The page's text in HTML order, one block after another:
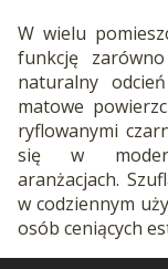
W wielu
funkcję
naturalny
matowe
ryflowanymi
się w
aranżacjach.
w codziennym
osób ceniących